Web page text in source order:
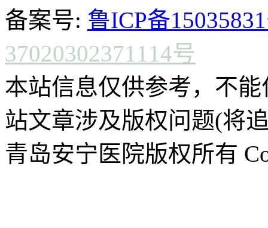
备案号: 鲁ICP备
37020302371114号
本站信息仅供参考，不
站文章涉及版权问题(将
青岛安宁医院版权所有